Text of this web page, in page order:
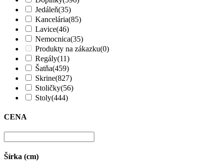
Jedáleň(35)
Kancelária(85)
Lavice(46)
Nemocnica(35)
Produkty na zákazku(0)
Regály(11)
Šatňa(459)
Skrine(827)
Stoličky(56)
Stoly(444)
CENA
Šírka (cm)